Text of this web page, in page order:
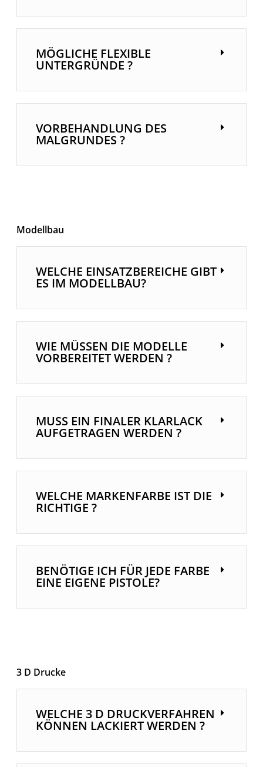
MÖGLICHE FLEXIBLE
UNTERGRÜNDE ?
VORBEHANDLUNG DES
MALGRUNDES ?
Modellbau
WELCHE EINSATZBEREICHE GIBT
ES IM MODELLBAU?
WIE MÜSSEN DIE MODELLE
VORBEREITET WERDEN ?
MUSS EIN FINALER KLARLACK
AUFGETRAGEN WERDEN ?
WELCHE MARKENFARBE IST DIE
RICHTIGE ?
BENÖTIGE ICH FÜR JEDE FARBE
EINE EIGENE PISTOLE?
3 D Drucke
WELCHE 3 D DRUCKVERFAHREN
KÖNNEN LACKIERT WERDEN ?